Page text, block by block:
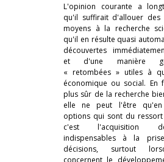
L'opinion courante a
qu'il suffirait d'allouer
moyens à la recherche
qu'il en résulte quasi
découvertes
et d'une manière
« retombées » utiles à
économique ou social. En
plus sûr de la recherche
elle ne peut l'être
options qui sont du
c'est l'acquisition
indispensables à la
décisions, surtout
concernent le